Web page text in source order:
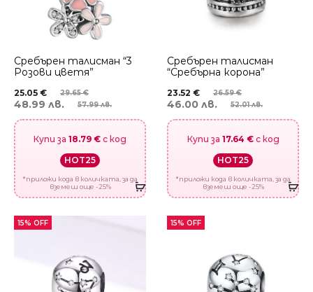
Сребърен талисман “3
Розови цветя”
29.65€
25.05 €
57.99 лв.
48.99 лв.
Купи за 18.79 € с код
HOT25
*приложи кода в количката, за да
вземеш още -25%
Сребърен талисман
“Сребърна корона”
26.59€
23.52 €
52.01 лв.
46.00 лв.
Купи за 17.64 €с код
HOT25
*приложи кода в количката, за да
вземеш още -25%
15% OFF 15% OFF